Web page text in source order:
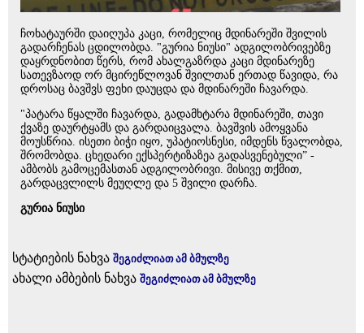
ჩოხატაურში დაიღუპა კაცი, რომელიც მდინარეში შვილის
გადარჩენას ცდილობდა. "გურია ნიუსი" ადგილობრივებზე
დაყრდნობით წერს, რომ ახალგაზრდა კაცი მდინარეზე
სათევზაოდ ორ მცირეწლოვან შვილთან ერთად წავიდა, რა
დროსაც ბავშვს ფეხი დაუცდა და მდინარეში ჩავარდა.
"პატარა წყალში ჩავარდა, გადამხტარა მდინარეში, თავი
ქვაზე დაურტყამს და გარდაიცვალა. ბავშვის ამოყვანა
მოუსწრია. ისეთი ბიჭი იყო, უპატიოსნესი, იმდენს წვალობდა,
შრომობდა. ცხედარი ექსპერტიზაზეა გადასვენებული” -
ამბობს გამოცემასთან ადგილობრივი. მისივე თქმით,
გარდაცვლილს მეუღლე და 5 შვილი დარჩა.
გურია ნიუსი
სტატიების ნახვა შეგიძლიათ ამ ბმულზე
ახალი ამბების ნახვა შეგიძლიათ ამ ბმულზე